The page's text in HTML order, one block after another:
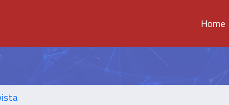
Home